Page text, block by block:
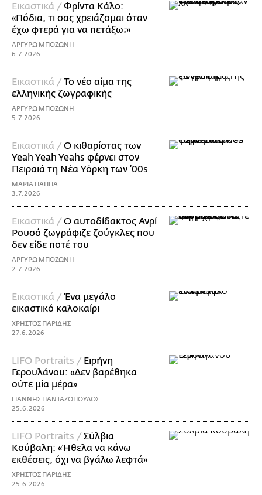
Εικαστικά /Φρίντα Κάλο:
«Πόδια, τι σας χρειάζομαι όταν
έχω φτερά για να πετάξω;»
ΑΡΓΥΡΩ ΜΠΟΖΩΝΗ
6.7.2026
Εικαστικά /Το νέο αίμα της
ελληνικής ζωγραφικής
ΑΡΓΥΡΩ ΜΠΟΖΩΝΗ
5.7.2026
Εικαστικά /Ο κιθαρίστας των
Yeah Yeah Yeahs φέρνει στον
Πειραιά τη Νέα Υόρκη των ’00s
ΜΑΡΙΑ ΠΑΠΠΑ
3.7.2026
Εικαστικά /Ο αυτοδίδακτος Ανρί
Ρουσό ζωγράφιζε ζούγκλες που
δεν είδε ποτέ του
ΑΡΓΥΡΩ ΜΠΟΖΩΝΗ
2.7.2026
Εικαστικά /Ένα μεγάλο
εικαστικό καλοκαίρι
ΧΡΗΣΤΟΣ ΠΑΡΙΔΗΣ
27.6.2026
LIFO Portraits / Ειρήνη
Γερουλάνου: «Δεν βαρέθηκα
ούτε μία μέρα»
ΓΙΑΝΝΗΣ ΠΑΝΤΑΖΟΠΟΥΛΟΣ
25.6.2026
LIFO Portraits /Σύλβια
Κούβαλη: «Ήθελα να κάνω
εκθέσεις, όχι να βγάλω λεφτά»
ΧΡΗΣΤΟΣ ΠΑΡΙΔΗΣ
25.6.2026